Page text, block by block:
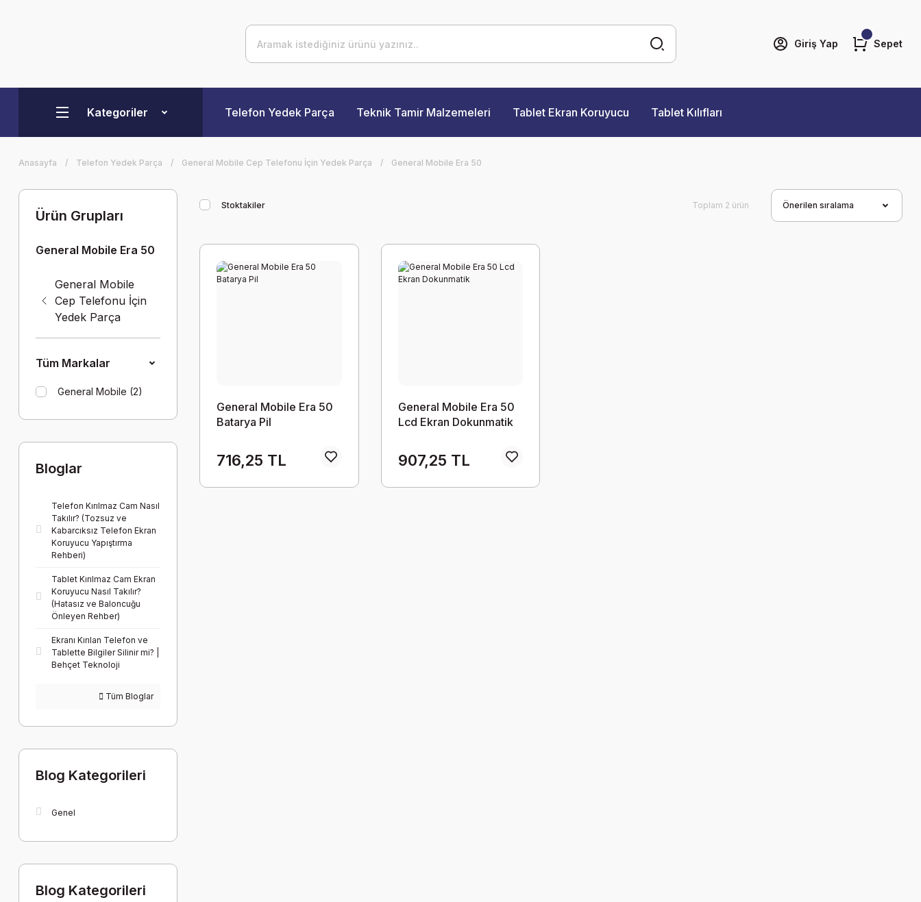
Giriş Yap Sepet
Kategoriler Telefon Yedek Parça Teknik Tamir Malzemeleri Tablet Ekran Koruyucu Tablet Kılıfları
Anasayfa Telefon Yedek Parça General Mobile Cep Telefonu İçin Yedek Parça General Mobile Era 50
Ürün Grupları
General Mobile Era 50
General Mobile
Cep Telefonu İçin
Yedek Parça
Tüm Markalar
General Mobile (2)
Bloglar
Telefon Kırılmaz Cam Nasıl
Takılır? (Tozsuz ve
Kabarcıksız Telefon Ekran
Koruyucu Yapıştırma
Rehberi)
Tablet Kırılmaz Cam Ekran
Koruyucu Nasıl Takılır?
(Hatasız ve Baloncuğu
Önleyen Rehber)
Ekranı Kırılan Telefon ve
Tablette Bilgiler Silinir mi? |
Behçet Teknoloji
Tüm Bloglar
Blog Kategorileri
Genel
Blog Kategorileri
Stoktakiler Toplam 2 ürün
General Mobile Era 50
Batarya Pil
716,25 TL
General Mobile Era 50
Lcd Ekran Dokunmatik
907,25 TL